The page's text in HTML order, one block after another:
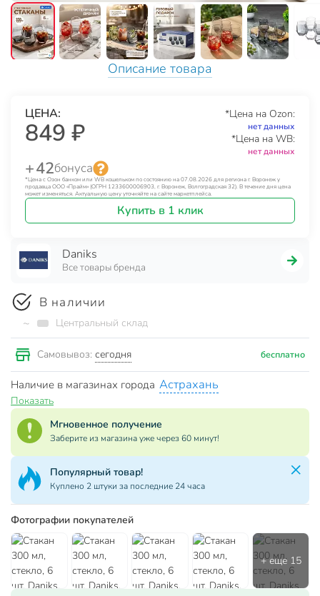
Описание товара
ЦЕНА:
849 ₽
*Цена на Ozon:
нет данных
*Цена на WB:
нет данных
+ 42бонуса
*Цена с Озон банком или WB кошельком по состоянию на 07.08.2026 для региона г. Воронеж у
продавца ООО «Прайм» (ОГРН 1233600006903, г. Воронеж, Волгоградская 32). В течение дня цена
может изменяться. Актуальную цену уточняйте на сайте маркетплейса.
Купить в 1 клик
Daniks
Все товары бренда
В наличии
~ Центральный склад
Самовывоз: сегодня бесплатно
Наличие в магазинах города Астрахань
Показать
Мгновенное получение
Заберите из магазина уже через 60 минут!
Популярный товар!
Куплено 2 штуки за последние 24 часа
Фотографии покупателей